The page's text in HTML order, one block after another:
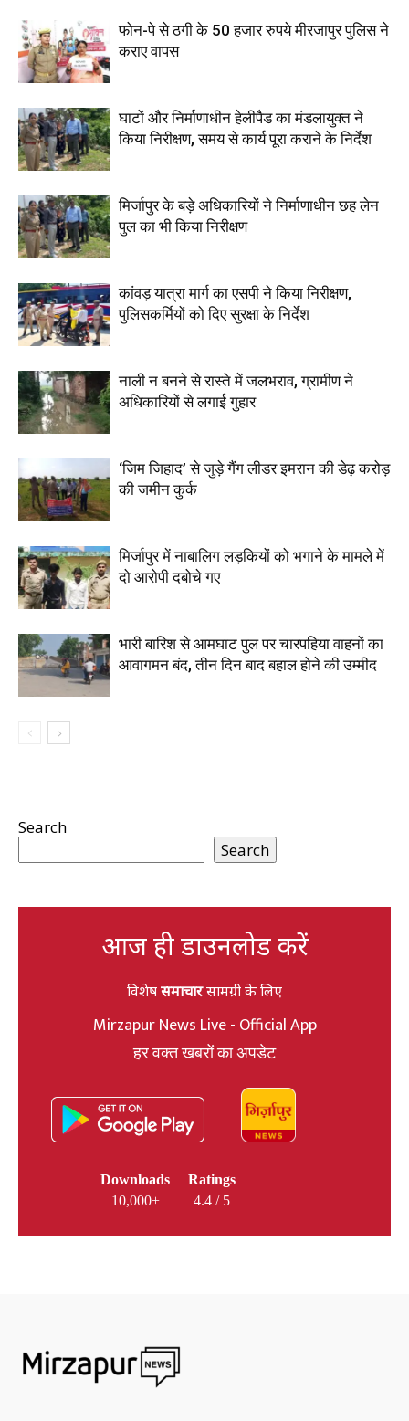
फोन-पे से ठगी के 50 हजार रुपये मीरजापुर पुलिस ने
कराए वापस
घाटों और निर्माणाधीन हेलीपैड का मंडलायुक्त ने
किया निरीक्षण, समय से कार्य पूरा कराने के निर्देश
मिर्जापुर के बड़े अधिकारियों ने निर्माणाधीन छह लेन
पुल का भी किया निरीक्षण
कांवड़ यात्रा मार्ग का एसपी ने किया निरीक्षण,
पुलिसकर्मियों को दिए सुरक्षा के निर्देश
नाली न बनने से रास्ते में जलभराव, ग्रामीण ने
अधिकारियों से लगाई गुहार
‘जिम जिहाद’ से जुड़े गैंग लीडर इमरान की डेढ़ करोड़
की जमीन कुर्क
मिर्जापुर में नाबालिग लड़कियों को भगाने के मामले में
दो आरोपी दबोचे गए
भारी बारिश से आमघाट पुल पर चारपहिया वाहनों का
आवागमन बंद, तीन दिन बाद बहाल होने की उम्मीद
Search
Search
आज ही डाउनलोड करें
विशेषसमाचारसामग्री के लिए
Mirzapur News Live - Official App
हर वक्त खबरों का अपडेट
Downloads
10,000+
Ratings
4.4 / 5